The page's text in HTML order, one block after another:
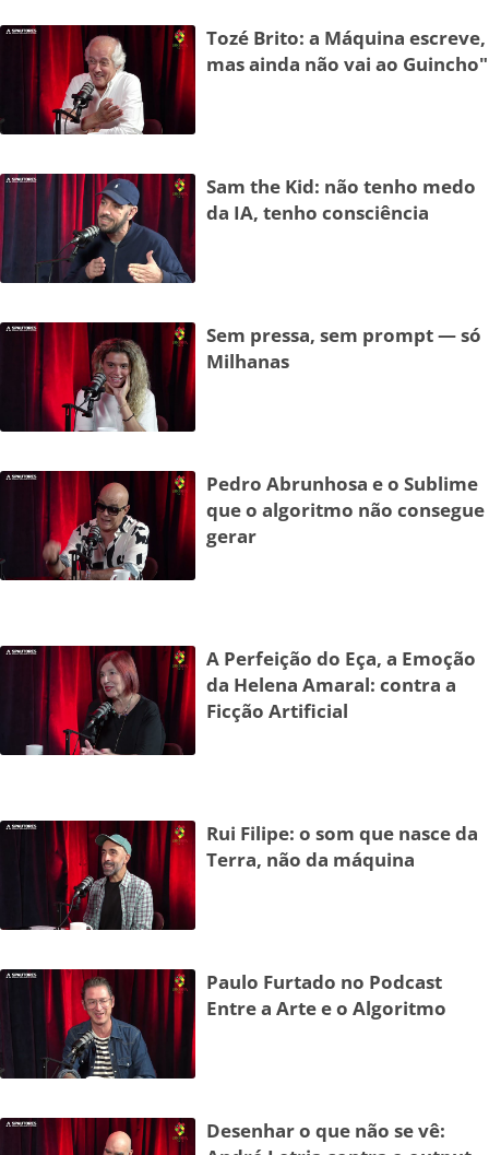
Tozé Brito: a Máquina escreve,
mas ainda não vai ao Guincho"
Sam the Kid: não tenho medo
da IA, tenho consciência
Sem pressa, sem prompt — só
Milhanas
Pedro Abrunhosa e o Sublime
que o algoritmo não consegue
gerar
A Perfeição do Eça, a Emoção
da Helena Amaral: contra a
Ficção Artificial
Rui Filipe: o som que nasce da
Terra, não da máquina
Paulo Furtado no Podcast
Entre a Arte e o Algoritmo
Desenhar o que não se vê: